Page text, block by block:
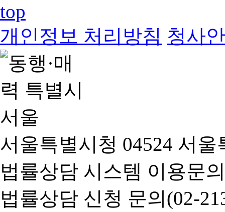
개인정보 처리방침 청사
서울특별시청 04524 서
법률상담 시스템 이용문
법률상담 신청 문의(02-